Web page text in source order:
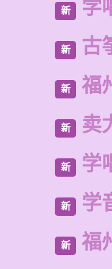
新 学
新 古
新 福
新 卖
新 学
新 学
新 福